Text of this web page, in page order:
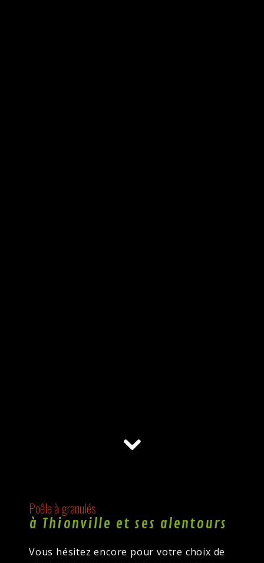
Poêle à granulés
à Thionville et ses alentours
Vous hésitez encore pour votre choix de